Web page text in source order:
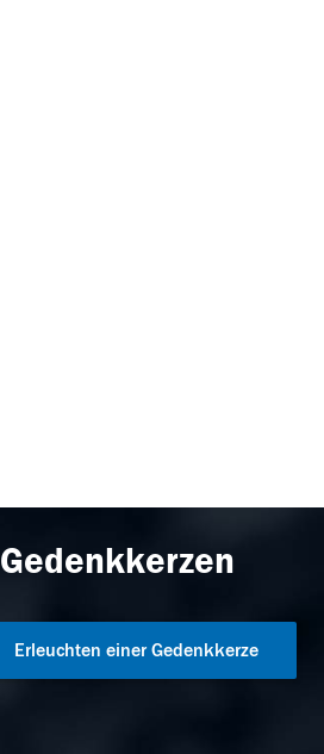
Gedenkkerzen
Erleuchten einer Gedenkkerze